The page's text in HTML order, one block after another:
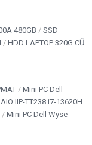
480GB
SSD
HDD LAPTOP 320G CŨ
Mini PC Dell
IIP-TT238 i7-13620H
Mini PC Dell Wyse